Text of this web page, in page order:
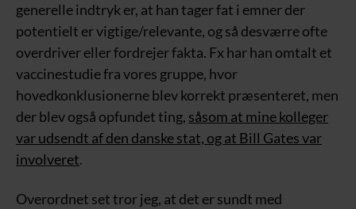
generelle indtryk er, at han tager fat i emner der
potentielt er vigtige/relevante, og så desværre ofte
overdriver eller fordrejer fakta. Fx har han omtalt et
vaccinestudie fra vores gruppe, hvor
hovedkonklusionerne blev korrekt præsenteret, men
der blev også opfundet ting, såsom at mine kolleger
var udsendt af den danske stat, og at Bill Gates var
involveret.
Overordnet set tror jeg, at det er sundt med